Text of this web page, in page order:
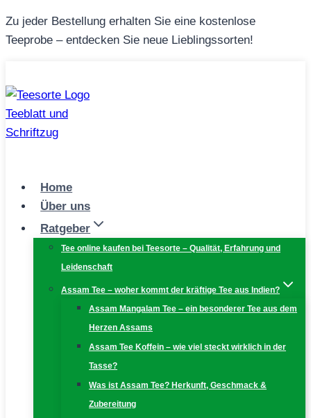
Zum
Inhalt
Zu jeder Bestellung erhalten Sie eine kostenlose
Teeprobe – entdecken Sie neue Lieblingssorten!
Home
Über uns
Ratgeber
Tee online kaufen bei Teesorte – Qualität, Erfahrung und
Leidenschaft
Assam Tee – woher kommt der kräftige Tee aus Indien?
Assam Mangalam Tee – ein besonderer Tee aus dem
Herzen Assams
Assam Tee Koffein – wie viel steckt wirklich in der
Tasse?
Was ist Assam Tee? Herkunft, Geschmack &
Zubereitung